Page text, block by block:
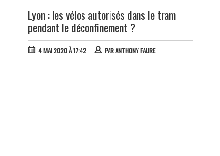
Lyon : les vélos autorisés dans le tram
pendant le déconfinement ?
4 MAI 2020 À 17:42 PARANTHONY FAURE